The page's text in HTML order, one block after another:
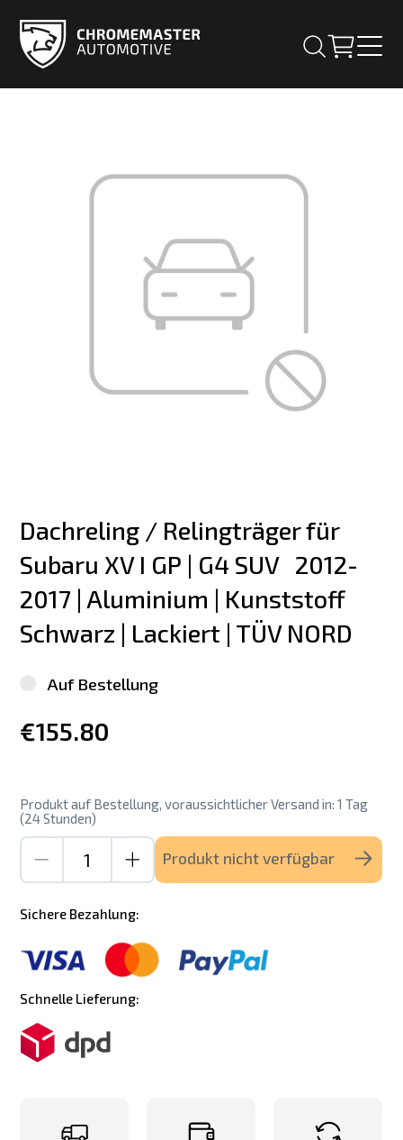
Dachreling / Relingträger für
Subaru XV I GP | G4 SUV   2012-
2017 | Aluminium | Kunststoff
Schwarz | Lackiert | TÜV NORD
Auf Bestellung
€155.80
Produkt auf Bestellung, voraussichtlicher Versand in: 1 Tag
(24 Stunden)
Produkt nicht verfügbar
Sichere Bezahlung:
Schnelle Lieferung: